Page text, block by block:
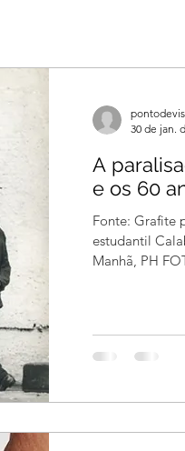
30 de jan.
A
e os 60
Fonte: Grafite
estudantil Calabouço. Arquivo
Manhã, PH